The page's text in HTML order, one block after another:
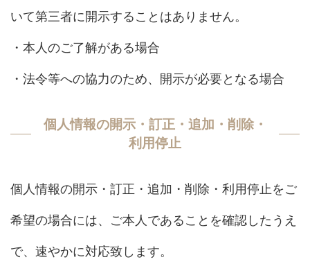
いて第三者に開示することはありません。
・本人のご了解がある場合
・法令等への協力のため、開示が必要となる場合
個人情報の開示・訂正・追加・削除・
利用停止
個人情報の開示・訂正・追加・削除・利用停止をご
希望の場合には、ご本人であることを確認したうえ
で、速やかに対応致します。